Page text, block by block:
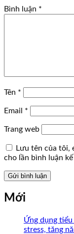
Bình luận *
Tên *
Email *
Trang web
Lưu tên của tôi,
cho lần bình luận
Mới
Ứng dụng
stress, tăng